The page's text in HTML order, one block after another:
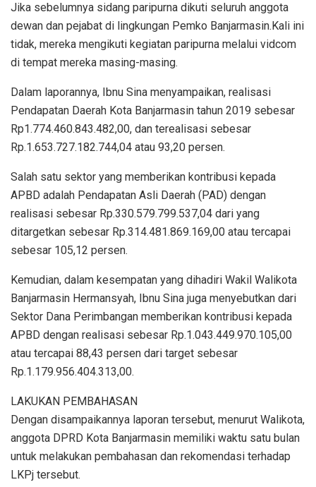
Jika sebelumnya sidang paripurna dikuti seluruh anggota
dewan dan pejabat di lingkungan Pemko Banjarmasin.Kali ini
tidak, mereka mengikuti kegiatan paripurna melalui vidcom
di tempat mereka masing-masing.
Dalam laporannya, Ibnu Sina menyampaikan, realisasi
Pendapatan Daerah Kota Banjarmasin tahun 2019 sebesar
Rp1.774.460.843.482,00, dan terealisasi sebesar
Rp.1.653.727.182.744,04 atau 93,20 persen.
Salah satu sektor yang memberikan kontribusi kepada
APBD adalah Pendapatan Asli Daerah (PAD) dengan
realisasi sebesar Rp.330.579.799.537,04 dari yang
ditargetkan sebesar Rp.314.481.869.169,00 atau tercapai
sebesar 105,12 persen.
Kemudian, dalam kesempatan yang dihadiri Wakil Walikota
Banjarmasin Hermansyah, Ibnu Sina juga menyebutkan dari
Sektor Dana Perimbangan memberikan kontribusi kepada
APBD dengan realisasi sebesar Rp.1.043.449.970.105,00
atau tercapai 88,43 persen dari target sebesar
Rp.1.179.956.404.313,00.
LAKUKAN PEMBAHASAN
Dengan disampaikannya laporan tersebut, menurut Walikota,
anggota DPRD Kota Banjarmasin memiliki waktu satu bulan
untuk melakukan pembahasan dan rekomendasi terhadap
LKPj tersebut.